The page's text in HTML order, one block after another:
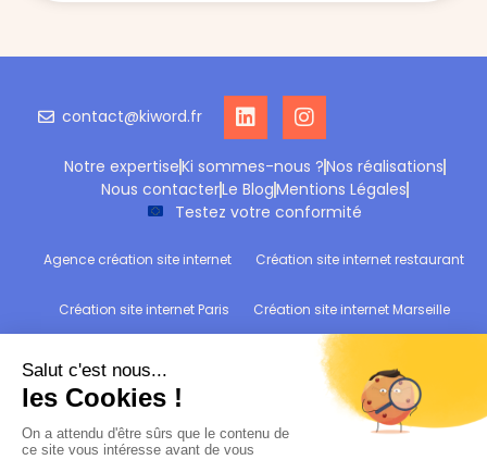
contact@kiword.fr
Notre expertiseKi sommes-nous ?Nos réalisations
Nous contacterLe BlogMentions Légales
Testez votre conformité
Agence création site internet Création site internet restaurant
Création site internet Paris Création site internet Marseille
Création site internet Reims Création site internet Wittelsheim